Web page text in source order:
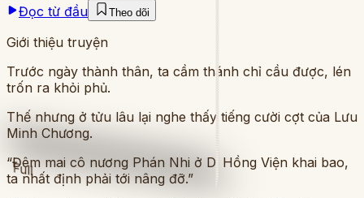
Full
Đọc từ đầu
Theo dõi
Giới thiệu truyện
Trước ngày thành thân, ta cầm thánh chỉ cầu được, lén
trốn ra khỏi phủ.
Thế nhưng ở tửu lâu lại nghe thấy tiếng cười cợt của Lưu
Minh Chương.
“Đêm mai cô nương Phán Nhi ở Di Hồng Viện khai bao,
ta nhất định phải tới nâng đỡ.”